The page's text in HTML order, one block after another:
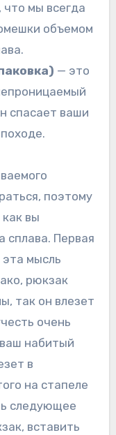
мы всегда
объемом
— это
спасает ваши
поэтому
вы
сплава. Первая
мысль
рюкзак
так он влезет
очень
набитый
в
на стапеле
следующее
вставить